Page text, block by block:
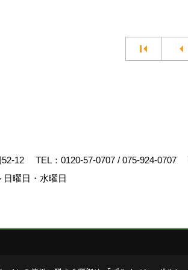
52-12 TEL： 0120-57-0707 / 075-924-0707
日曜日・水曜日